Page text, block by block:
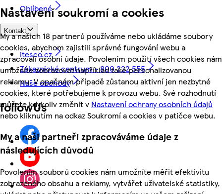
Nastavení soukromí a cookies
My a našich 18 partnerů používáme nebo ukládáme soubory
cookies, abychom zajistili správné fungování webu a
zpracovali osobní údaje. Povolením použití všech cookies nám
umožníte zobrazovat například také personalizovanou
reklamu. V opačném případě zůstanou aktivní jen nezbytné
cookies, které potřebujeme k provozu webu. Své rozhodnutí
můžete kdykoliv změnit v Nastavení ochrany osobních údajů
nebo kliknutím na odkaz Soukromí a cookies v patičce webu.
My a naši partneři zpracováváme údaje z
následujících důvodů
Povolením souborů cookies nám umožníte měřit efektivitu
zobrazeného obsahu a reklamy, vytvářet uživatelské statistiky,
Oblíbené
Kontakt
itesco.cz
Zákaznické centrum - 800 222 555
Naše obchody
followUs